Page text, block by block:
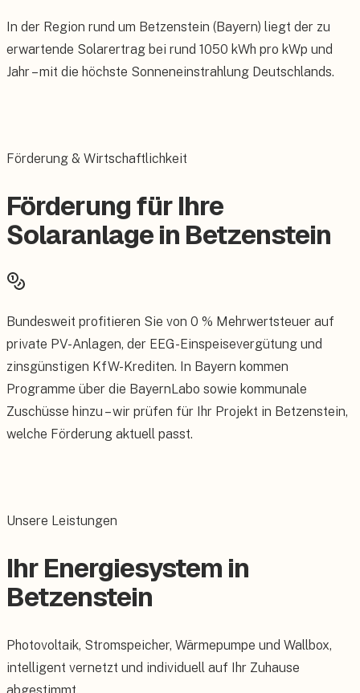
In der Region rund um Betzenstein (Bayern) liegt der zu
erwartende Solarertrag bei rund 1050 kWh pro kWp und
Jahr – mit die höchste Sonneneinstrahlung Deutschlands.
Förderung & Wirtschaftlichkeit
Förderung für Ihre
Solaranlage in Betzenstein
Bundesweit profitieren Sie von 0 % Mehrwertsteuer auf
private PV-Anlagen, der EEG-Einspeisevergütung und
zinsgünstigen KfW-Krediten. In Bayern kommen
Programme über die BayernLabo sowie kommunale
Zuschüsse hinzu – wir prüfen für Ihr Projekt in Betzenstein,
welche Förderung aktuell passt.
Unsere Leistungen
Ihr Energiesystem in
Betzenstein
Photovoltaik, Stromspeicher, Wärmepumpe und Wallbox,
intelligent vernetzt und individuell auf Ihr Zuhause
abgestimmt.